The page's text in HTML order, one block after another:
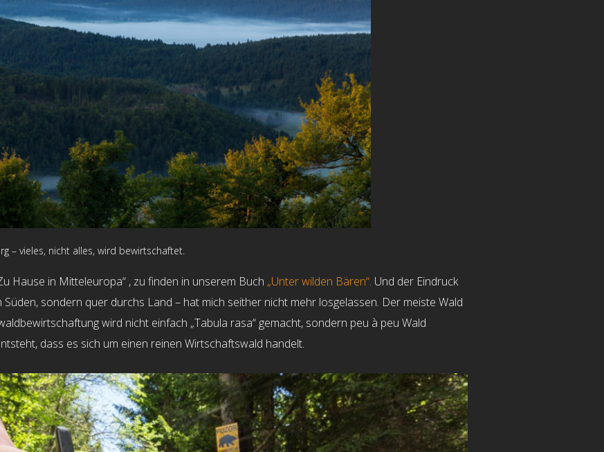
– vieles, nicht alles, wird bewirtschaftet.
Hause in Mitteleuropa“ , zu finden in unserem Buch „Unter wilden Bären“. Und der Eindruck
sondern quer durchs Land – hat mich seither nicht mehr losgelassen. Der meiste Wald
wird nicht einfach „Tabula rasa“ gemacht, sondern peu à peu Wald
dass es sich um einen reinen Wirtschaftswald handelt.